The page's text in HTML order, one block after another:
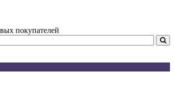
покупателей